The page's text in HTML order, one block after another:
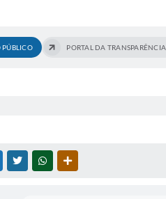
PÚBLICO PORTAL DA TRANSPARÊNCIA
MESSENGER
TWITTERWHATSAPP